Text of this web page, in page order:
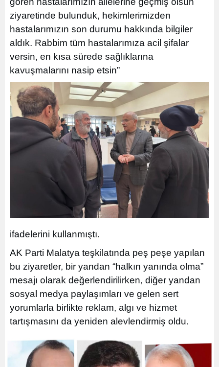
ziyaretinde bulunduk, hekimlerimizden
hastalarımızın son durumu hakkında bilgiler
aldık. Rabbim tüm hastalarımıza acil şifalar
versin, en kısa sürede sağlıklarına
kavuşmalarını nasip etsin”
ifadelerini kullanmıştı.
AK Parti Malatya teşkilatında peş peşe yapılan
bu ziyaretler, bir yandan “halkın yanında olma”
mesajı olarak değerlendirilirken, diğer yandan
sosyal medya paylaşımları ve gelen sert
yorumlarla birlikte reklam, algı ve hizmet
tartışmasını da yeniden alevlendirmiş oldu.